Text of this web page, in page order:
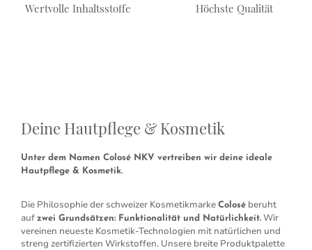
Wertvolle Inhaltsstoffe Höchste Qualität
Deine Hautpflege & Kosmetik
Unter dem Namen Colosé NKV vertreiben wir deine ideale
Hautpflege & Kosmetik.
Die Philosophie der schweizer Kosmetikmarke Colosé beruht
auf zwei Grundsätzen: Funktionalität und Natürlichkeit. Wir
vereinen neueste Kosmetik-Technologien mit natürlichen und
streng zertifizierten Wirkstoffen. Unsere breite Produktpalette